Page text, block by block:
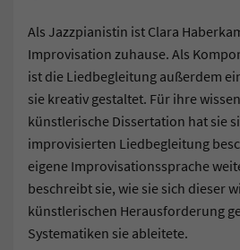
Als Jazzpianistin ist Clara
Improvisation zuhause. Als
ist die Liedbegleitung außerdem
sie kreativ gestaltet. Für ihre
künstlerische Dissertation hat sie
improvisierten Liedbegleitung
eigene Improvisationssprache
beschreibt sie, wie sie sich dieser
künstlerischen Herausforderung
Systematiken sie ableitete.